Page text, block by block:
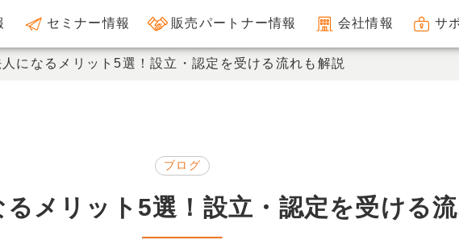
セミナー情報 販売パートナー情報 会社情報 サ
になるメリット5選！設立・認定を受ける流れも解説
ブログ
メリット5選！設立・認定を受ける